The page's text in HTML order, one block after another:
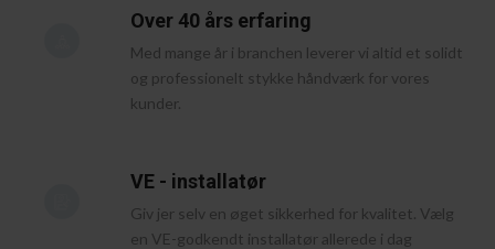
Over 40 års erfaring
Med mange år i branchen leverer vi altid et solidt
og professionelt stykke håndværk for vores
kunder.
VE - installatør
Giv jer selv en øget sikkerhed for kvalitet. Vælg
en VE-godkendt installatør allerede i dag